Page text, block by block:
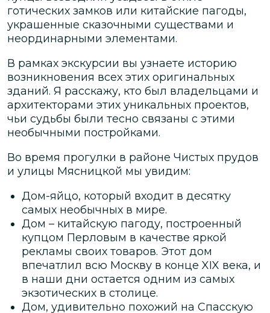
готических замков или китайские пагоды,
украшенные сказочными существами и
неординарными элементами.
В рамках экскурсии вы узнаете историю
возникновения всех этих оригинальных
зданий. Я расскажу, кто был владельцами и
архитекторами этих уникальных проектов,
чьи судьбы были тесно связаны с этими
необычными постройками.
Во время прогулки в районе Чистых прудов
и улицы Мясницкой мы увидим:
Дом-яйцо, который входит в десятку
самых необычных в мире.
Дом – китайскую пагоду, построенный
купцом Перловым в качестве яркой
рекламы своих товаров. Этот дом
впечатлил всю Москву в конце XIX века, и
в наши дни остается одним из самых
экзотических в столице.
Дом, удивительно похожий на Спасскую